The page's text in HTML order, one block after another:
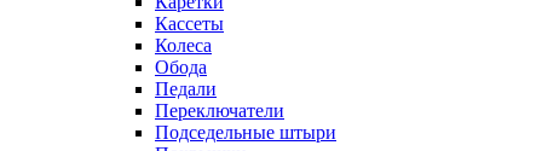
Кассеты
Колеса
Обода
Педали
Переключатели
Подседельные штыри